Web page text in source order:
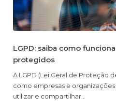
LGPD: saiba como
protegidos
A LGPD (Lei Geral de Proteção
como empresas e
utilizar e compartilhar…